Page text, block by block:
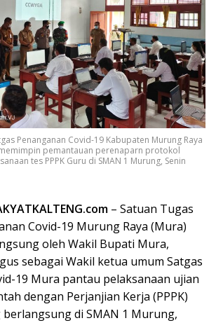
Penanganan Covid-19 Kabupaten Murung Raya
pemantauan perenaparn protokol
tes PPPK Guru di SMAN 1 Murung, Senin
– Satuan Tugas
Covid-19 Murung Raya (Mura)
oleh Wakil Bupati Mura,
sebagai Wakil ketua umum Satgas
19 Mura pantau pelaksanaan ujian
dengan Perjanjian Kerja (PPPK)
di SMAN 1 Murung,